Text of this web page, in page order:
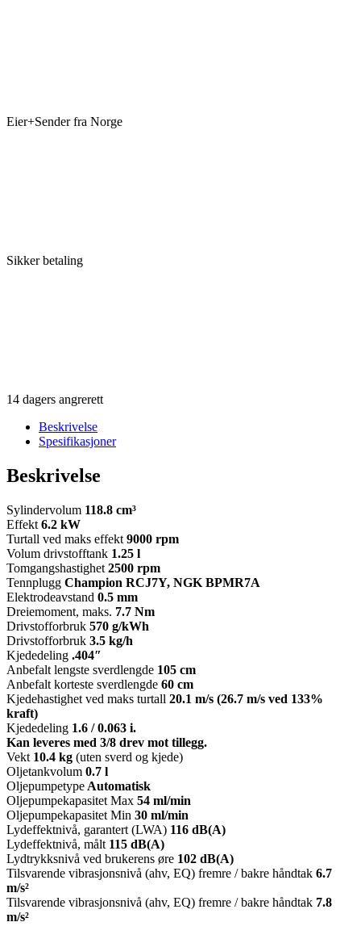
Eier+Sender fra Norge
Sikker betaling
14 dagers angrerett
Beskrivelse
Spesifikasjoner
Beskrivelse
Sylindervolum 118.8 cm³
Effekt 6.2 kW
Turtall ved maks effekt 9000 rpm
Volum drivstofftank 1.25 l
Tomgangshastighet 2500 rpm
Tennplugg Champion RCJ7Y, NGK BPMR7A
Elektrodeavstand 0.5 mm
Dreiemoment, maks. 7.7 Nm
Drivstofforbruk 570 g/kWh
Drivstofforbruk 3.5 kg/h
Kjededeling .404″
Anbefalt lengste sverdlengde 105 cm
Anbefalt korteste sverdlengde 60 cm
Kjedehastighet ved maks turtall 20.1 m/s (26.7 m/s ved 133%
kraft)
Kjededeling 1.6 / 0.063 i.
Kan leveres med 3/8 drev mot tillegg.
Vekt 10.4 kg (uten sverd og kjede)
Oljetankvolum 0.7 l
Oljepumpetype Automatisk
Oljepumpekapasitet Max 54 ml/min
Oljepumpekapasitet Min 30 ml/min
Lydeffektnivå, garantert (LWA) 116 dB(A)
Lydeffektnivå, målt 115 dB(A)
Lydtrykksnivå ved brukerens øre 102 dB(A)
Tilsvarende vibrasjonsnivå (ahv, EQ) fremre / bakre håndtak 6.7
m/s²
Tilsvarende vibrasjonsnivå (ahv, EQ) fremre / bakre håndtak 7.8
m/s²